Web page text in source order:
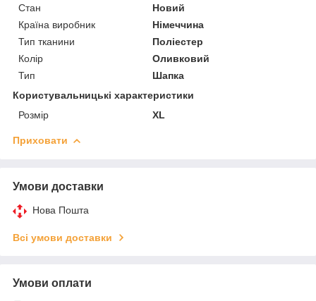
Стан
Новий
Країна виробник
Німеччина
Тип тканини
Поліестер
Колір
Оливковий
Тип
Шапка
Користувальницькі характеристики
Розмір
XL
Приховати
Умови доставки
Нова Пошта
Всі умови доставки
Умови оплати